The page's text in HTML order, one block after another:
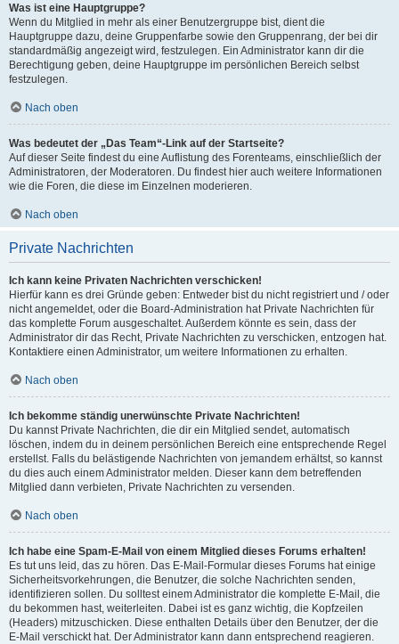
Was ist eine Hauptgruppe?
Wenn du Mitglied in mehr als einer Benutzergruppe bist, dient die
Hauptgruppe dazu, deine Gruppenfarbe sowie den Gruppenrang, der bei dir
standardmäßig angezeigt wird, festzulegen. Ein Administrator kann dir die
Berechtigung geben, deine Hauptgruppe im persönlichen Bereich selbst
festzulegen.
Nach oben
Was bedeutet der „Das Team“-Link auf der Startseite?
Auf dieser Seite findest du eine Auflistung des Forenteams, einschließlich der
Administratoren, der Moderatoren. Du findest hier auch weitere Informationen
wie die Foren, die diese im Einzelnen moderieren.
Nach oben
Private Nachrichten
Ich kann keine Privaten Nachrichten verschicken!
Hierfür kann es drei Gründe geben: Entweder bist du nicht registriert und / oder
nicht angemeldet, oder die Board-Administration hat Private Nachrichten für
das komplette Forum ausgeschaltet. Außerdem könnte es sein, dass der
Administrator dir das Recht, Private Nachrichten zu verschicken, entzogen hat.
Kontaktiere einen Administrator, um weitere Informationen zu erhalten.
Nach oben
Ich bekomme ständig unerwünschte Private Nachrichten!
Du kannst Private Nachrichten, die dir ein Mitglied sendet, automatisch
löschen, indem du in deinem persönlichen Bereich eine entsprechende Regel
erstellst. Falls du belästigende Nachrichten von jemandem erhältst, so kannst
du dies auch einem Administrator melden. Dieser kann dem betreffenden
Mitglied dann verbieten, Private Nachrichten zu versenden.
Nach oben
Ich habe eine Spam-E-Mail von einem Mitglied dieses Forums erhalten!
Es tut uns leid, das zu hören. Das E-Mail-Formular dieses Forums hat einige
Sicherheitsvorkehrungen, die Benutzer, die solche Nachrichten senden,
identifizieren sollen. Du solltest einem Administrator die komplette E-Mail, die
du bekommen hast, weiterleiten. Dabei ist es ganz wichtig, die Kopfzeilen
(Headers) mitzuschicken. Diese enthalten Details über den Benutzer, der die
E-Mail verschickt hat. Der Administrator kann dann entsprechend reagieren.